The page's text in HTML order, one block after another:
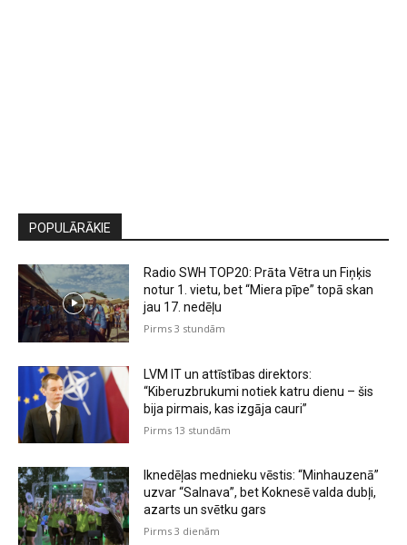
POPULĀRĀKIE
Radio SWH TOP20: Prāta Vētra un Fiņķis
notur 1. vietu, bet “Miera pīpe” topā skan
jau 17. nedēļu
Pirms 3 stundām
LVM IT un attīstības direktors:
“Kiberuzbrukumi notiek katru dienu – šis
bija pirmais, kas izgāja cauri”
Pirms 13 stundām
Iknedēļas mednieku vēstis: “Minhauzenā”
uzvar “Salnava”, bet Koknesē valda dubļi,
azarts un svētku gars
Pirms 3 dienām